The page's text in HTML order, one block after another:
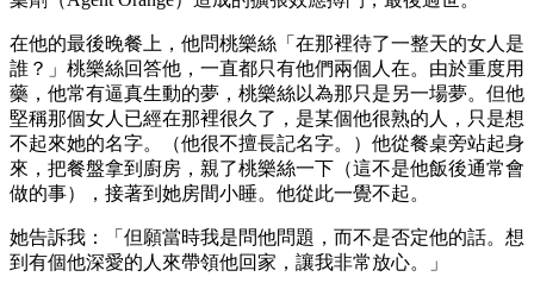
在他的最後晚餐上，他問桃樂絲「在那裡待了一整天的女人是
誰？」桃樂絲回答他，一直都只有他們兩個人在。由於重度用
藥，他常有逼真生動的夢，桃樂絲以為那只是另一場夢。但他
堅稱那個女人已經在那裡很久了，是某個他很熟的人，只是想
不起來她的名字。（他很不擅長記名字。）他從餐桌旁站起身
來，把餐盤拿到廚房，親了桃樂絲一下（這不是他飯後通常會
做的事），接著到她房間小睡。他從此一覺不起。
她告訴我：「但願當時我是問他問題，而不是否定他的話。想
到有個他深愛的人來帶領他回家，讓我非常放心。」